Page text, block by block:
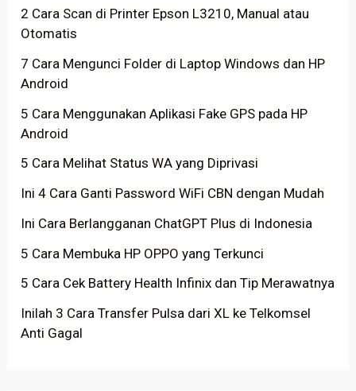
2 Cara Scan di Printer Epson L3210, Manual atau
Otomatis
7 Cara Mengunci Folder di Laptop Windows dan HP
Android
5 Cara Menggunakan Aplikasi Fake GPS pada HP
Android
5 Cara Melihat Status WA yang Diprivasi
Ini 4 Cara Ganti Password WiFi CBN dengan Mudah
Ini Cara Berlangganan ChatGPT Plus di Indonesia
5 Cara Membuka HP OPPO yang Terkunci
5 Cara Cek Battery Health Infinix dan Tip Merawatnya
Inilah 3 Cara Transfer Pulsa dari XL ke Telkomsel
Anti Gagal